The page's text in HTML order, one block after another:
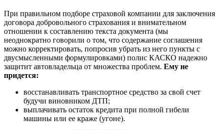
При правильном подборе страховой компании для заключения
договора добровольного страхования и внимательном
отношении к составлению текста документа (мы
неоднократно говорили о том, что содержание соглашения
можно корректировать, попросив убрать из него пункты с
двусмысленными формулировками) полис КАСКО надежно
защитит автовладельца от множества проблем. Ему не
придется:
восстанавливать транспортное средство за свой счет
будучи виновником ДТП;
выплачивать остаток кредита при полной гибели
машины или ее краже (угоне).